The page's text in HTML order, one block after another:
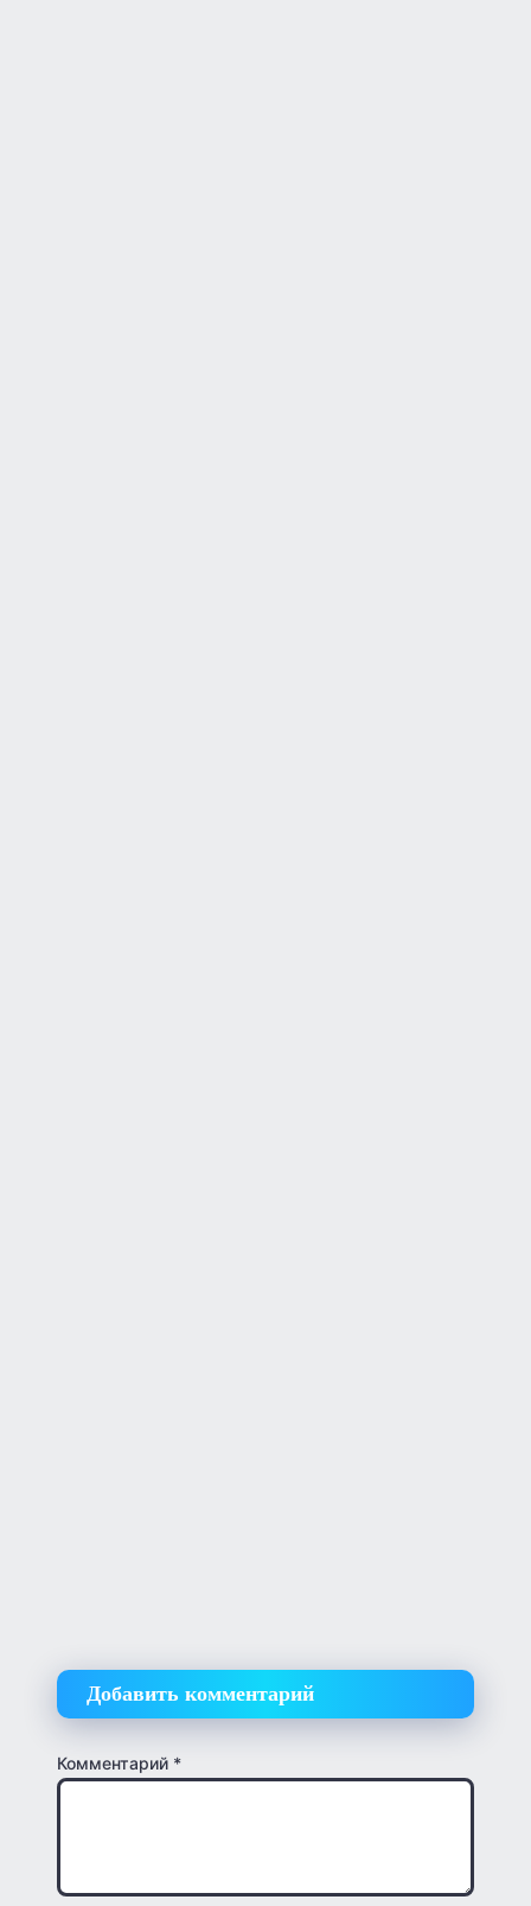
Добавить комментарий
Комментарий *